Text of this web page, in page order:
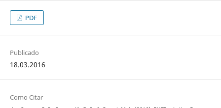
PDF
Publicado
18.03.2016
Como Citar